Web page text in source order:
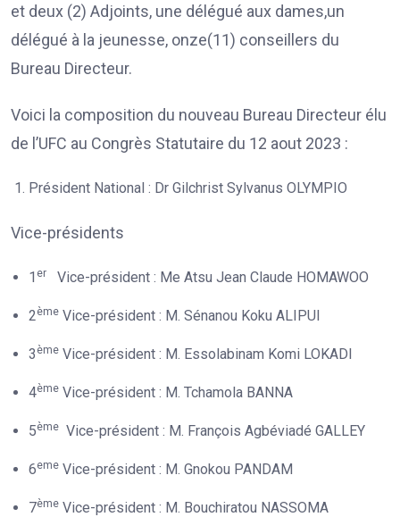
et deux (2) Adjoints, une délégué aux dames,un
délégué à la jeunesse, onze(11) conseillers du
Bureau Directeur.
Voici la composition du nouveau Bureau Directeur élu
de l’UFC au Congrès Statutaire du 12 aout 2023 :
Président National : Dr Gilchrist Sylvanus OLYMPIO
Vice-présidents
1 er Vice-président : Me Atsu Jean Claude HOMAWOO
2ème Vice-président : M. Sénanou Koku ALIPUI
3 ème Vice-président : M. Essolabinam Komi LOKADI
4ème Vice-président : M. Tchamola BANNA
5ème Vice-président : M. François Agbéviadé GALLEY
6eme Vice-président : M. Gnokou PANDAM
7ème Vice-président : M. Bouchiratou NASSOMA